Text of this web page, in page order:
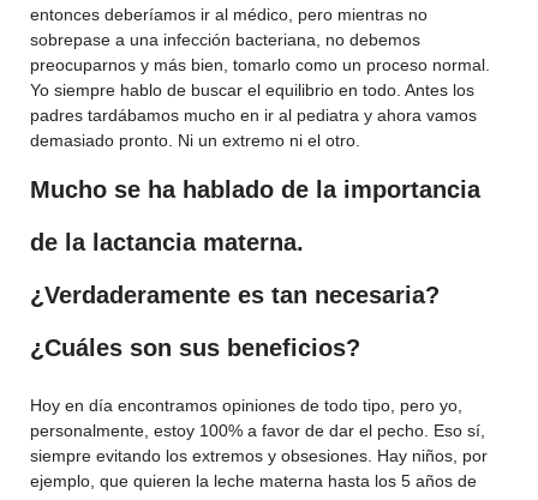
entonces deberíamos ir al médico, pero mientras no
sobrepase a una infección bacteriana, no debemos
preocuparnos y más bien, tomarlo como un proceso normal.
Yo siempre hablo de buscar el equilibrio en todo. Antes los
padres tardábamos mucho en ir al pediatra y ahora vamos
demasiado pronto. Ni un extremo ni el otro.
Mucho se ha hablado de la importancia
de la lactancia materna.
¿Verdaderamente es tan necesaria?
¿Cuáles son sus beneficios?
Hoy en día encontramos opiniones de todo tipo, pero yo,
personalmente, estoy 100% a favor de dar el pecho. Eso sí,
siempre evitando los extremos y obsesiones. Hay niños, por
ejemplo, que quieren la leche materna hasta los 5 años de